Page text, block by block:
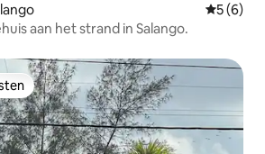
5 (6)
aan het strand in Salango.